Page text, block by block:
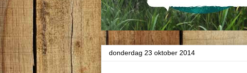
donderdag 23 oktober 2014